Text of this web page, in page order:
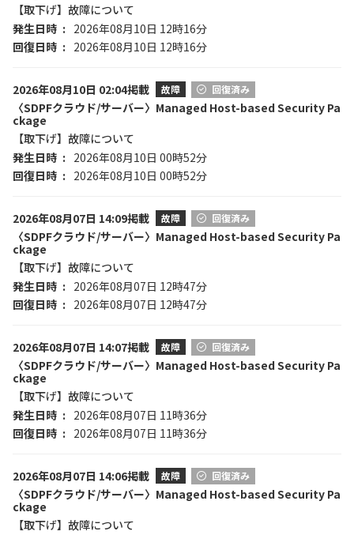
【取下げ】故障について
発生日時
2026年08月10日 12時16分
回復日時
2026年08月10日 12時16分
2026年08月10日 02:04掲載 故障 回復済み
〈SDPFクラウド/サーバー〉Managed Host-based Security Pa
ckage
【取下げ】故障について
発生日時
2026年08月10日 00時52分
回復日時
2026年08月10日 00時52分
2026年08月07日 14:09掲載 故障 回復済み
〈SDPFクラウド/サーバー〉Managed Host-based Security Pa
ckage
【取下げ】故障について
発生日時
2026年08月07日 12時47分
回復日時
2026年08月07日 12時47分
2026年08月07日 14:07掲載 故障 回復済み
〈SDPFクラウド/サーバー〉Managed Host-based Security Pa
ckage
【取下げ】故障について
発生日時
2026年08月07日 11時36分
回復日時
2026年08月07日 11時36分
2026年08月07日 14:06掲載 故障 回復済み
〈SDPFクラウド/サーバー〉Managed Host-based Security Pa
ckage
【取下げ】故障について